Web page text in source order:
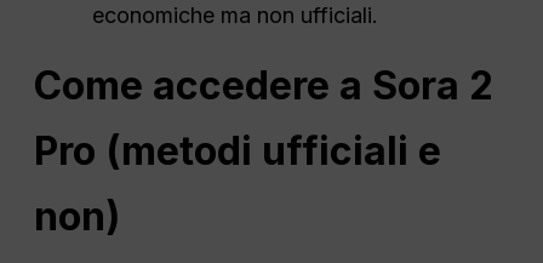
economiche ma non ufficiali.
Come accedere a Sora 2
Pro (metodi ufficiali e
non)